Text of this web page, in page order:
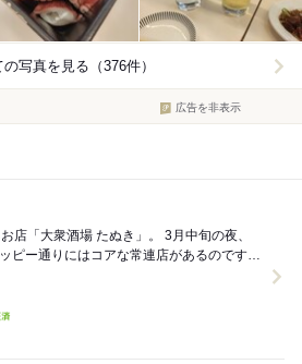
写真を見る（376件）
広告を非表示
酒場 たぬき」。 3月中旬の夜、